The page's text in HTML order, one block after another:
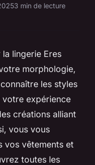
3 min de lecture
lingerie Eres
morphologie,
les styles
expérience
créations alliant
vous vous
vos vêtements et
toutes les